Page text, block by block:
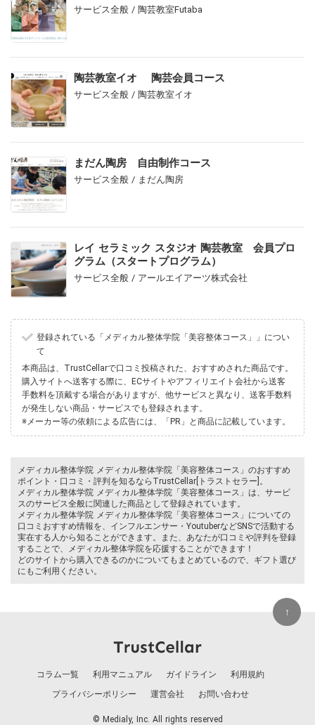
サービス全般 / 陶芸教室Futaba
陶芸教室イオ 陶芸会員コース
サービス全般 / 陶芸教室イオ
まだん陶房 自由制作コース
サービス全般 / まだん陶房
レイ セラミック スタジオ 陶芸教室 会員プロ
グラム（スタートプログラム）
サービス全般 / アールエイアーツ株式会社
登録されている「メディカル整体学院「美容整体コース」」につい
て
本商品は、TrustCellarで口コミ投稿された、おすすめされた商品です。
購入サイトへ送客する際に、ECサイトやアフィリエイト会社から送客
手数料を頂戴する場合がありますが、他サービスと異なり、送客手数料
が発生しない商品・サービスでも登録されます。
※メーカー等の依頼による広告には、「PR」と商品に記載しています。
メディカル整体学院 メディカル整体学院「美容整体コース」のおすすめ
ポイント・口コミ・評判を知るならTrustCellar[トラストセラー]。
メディカル整体学院 メディカル整体学院「美容整体コース」は、サービ
スのサービス全般に関連した商品として登録されています。
メディカル整体学院 メディカル整体学院「美容整体コース」についての
口コミおすすめ情報を、インフルエンサー・YoutuberなどSNSで活動する
実在する人から知ることができます。また、あなたが口コミや評判を登録
することで、メディカル整体学院を応援することができます！
どのサイトから購入できるのかについてもまとめているので、ギフト選び
にもご利用ください。
コラム一覧 利用マニュアル ガイドライン
利用規約
プライバシーポリシー
運営会社 お問い合わせ
© Medialy, Inc. All rights reserved
↑